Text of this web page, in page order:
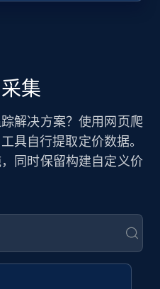
集
解决方案？使用网页爬
具自行提取定价数据。
同时保留构建自定义价